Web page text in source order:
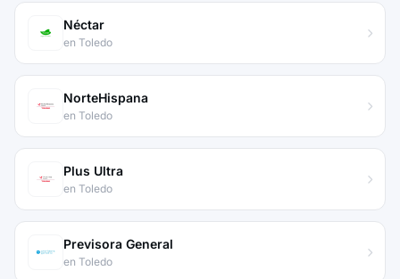
Néctar
en Toledo
NorteHispana
en Toledo
Plus Ultra
en Toledo
Previsora General
en Toledo